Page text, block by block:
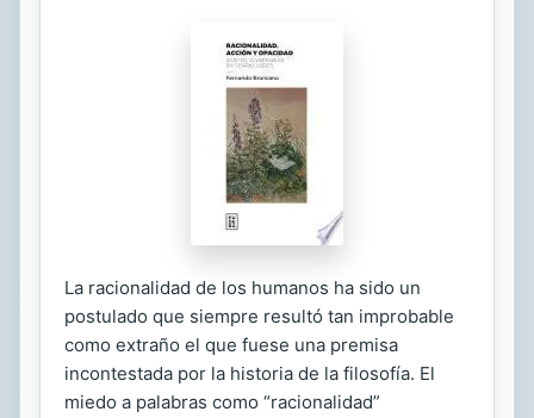
La racionalidad de los humanos ha sido un
postulado que siempre resultó tan improbable
como extraño el que fuese una premisa
incontestada por la historia de la filosofía. El
miedo a palabras como “racionalidad”